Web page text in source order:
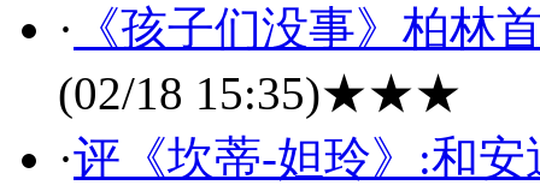
· 《孩子们没事》柏林
(02/18 15:35)★★★
·评《坎蒂-妲玲》:和